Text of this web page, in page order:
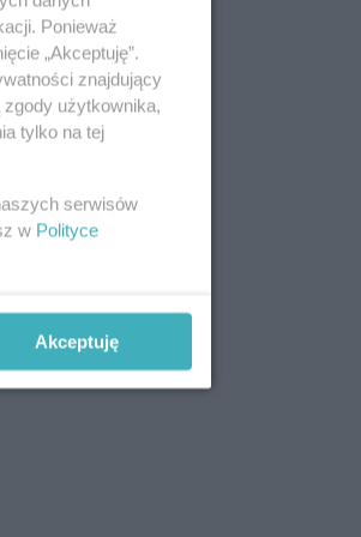
Ponieważ
„Akceptuję”.
znajdujący
użytkownika,
tylko na tej
serwisów
w Polityce
Akceptuję